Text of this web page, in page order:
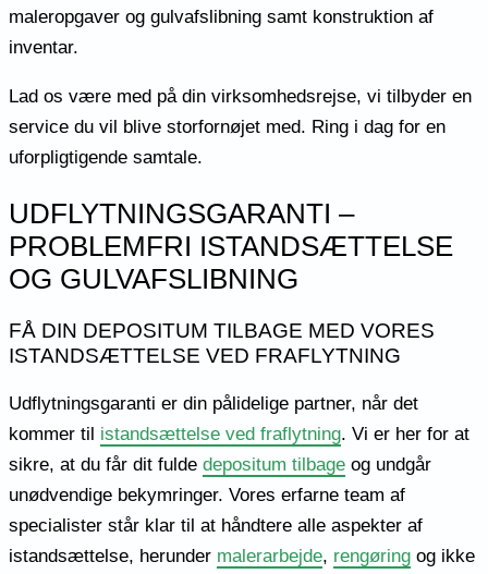
maleropgaver og gulvafslibning samt konstruktion af
inventar.
Lad os være med på din virksomhedsrejse, vi tilbyder en
service du vil blive storfornøjet med. Ring i dag for en
uforpligtigende samtale.
UDFLYTNINGSGARANTI –
PROBLEMFRI ISTANDSÆTTELSE
OG GULVAFSLIBNING
FÅ DIN DEPOSITUM TILBAGE MED VORES
ISTANDSÆTTELSE VED FRAFLYTNING
Udflytningsgaranti er din pålidelige partner, når det
kommer til istandsættelse ved fraflytning. Vi er her for at
sikre, at du får dit fulde depositum tilbage og undgår
unødvendige bekymringer. Vores erfarne team af
specialister står klar til at håndtere alle aspekter af
istandsættelse, herunder malerarbejde, rengøring og ikke